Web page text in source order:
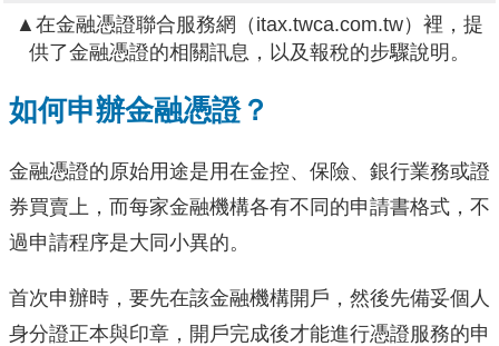
▲在金融憑證聯合服務網（itax.twca.com.tw）裡，提
供了金融憑證的相關訊息，以及報稅的步驟說明。
如何申辦金融憑證？
金融憑證的原始用途是用在金控、保險、銀行業務或證
券買賣上，而每家金融機構各有不同的申請書格式，不
過申請程序是大同小異的。
首次申辦時，要先在該金融機構開戶，然後先備妥個人
身分證正本與印章，開戶完成後才能進行憑證服務的申